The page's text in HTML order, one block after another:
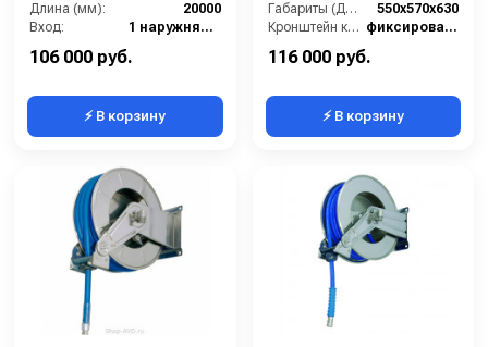
Длина (мм):
20000
Вход:
1 наружняя резьба
106 000 руб.
⚡ В корзину
Габариты (ДхШхВ):
550x570x630
Кронштейн катушки:
фиксированный
116 000 руб.
⚡ В корзину